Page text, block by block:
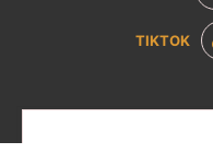
TIKTOK